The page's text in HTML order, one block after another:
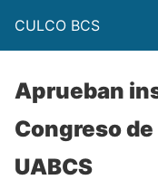
CULCO BCS
Aprueban
Congreso de
UABCS